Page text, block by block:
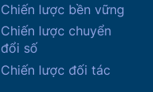
Chiến lược bền vững
Chiến lược chuyển
đổi số
Chiến lược đối tác